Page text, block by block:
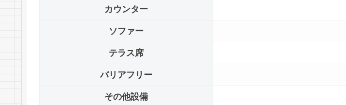
カウンター
ソファー
テラス席
バリアフリー
その他設備